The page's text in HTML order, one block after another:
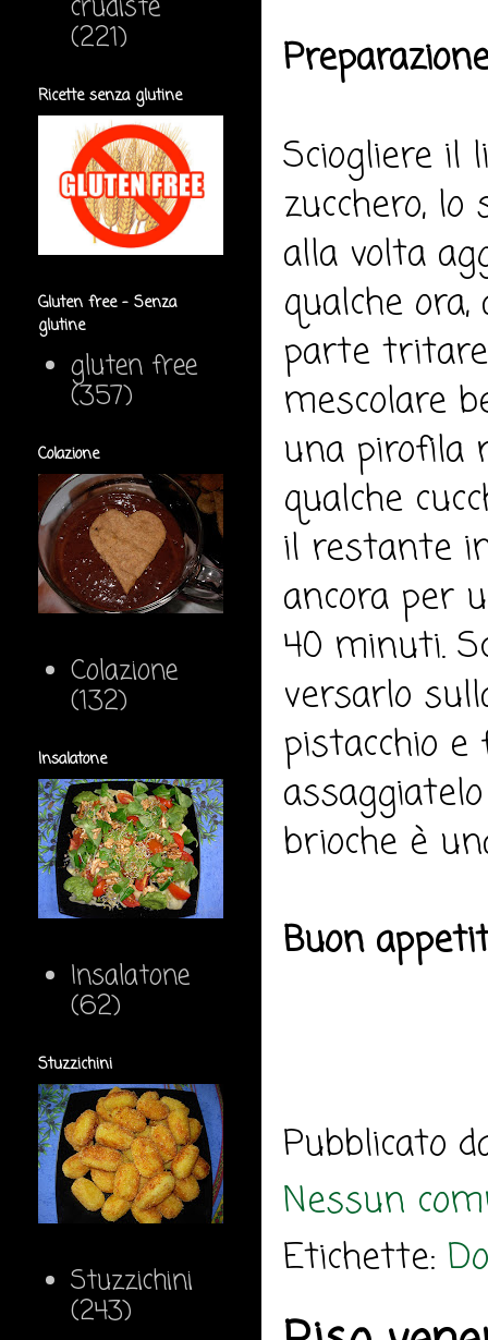
Sciogliere il
zucchero,
alla volta
qualche
parte
mescolare
una pirofila
qualche
il restante
ancora per
40 minuti.
versarlo
pistacchio e
brioche è
Buon
Pubblicato
Nessun
Etichette:
crudiste
(221)
Ricette senza glutine
Gluten free - Senza
glutine
gluten free
(357)
Colazione
Colazione
(132)
Insalatone
Insalatone
(62)
Stuzzichini
Stuzzichini
(243)